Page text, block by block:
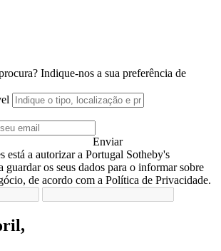
Indique-nos a sua preferência de
Enviar
está a autorizar a Portugal Sotheby's
guardar os seus dados para o informar sobre
de acordo com a Política de Privacidade.